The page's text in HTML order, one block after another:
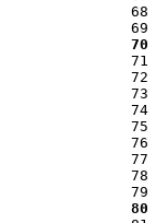
68
69
70
71
72
73
74
75
76
77
78
79
80